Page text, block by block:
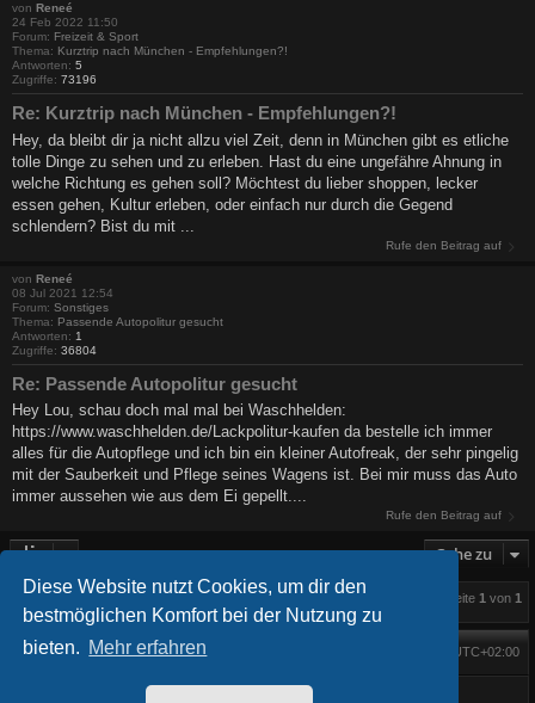
Diese Website nutzt Cookies, um dir den
bestmöglichen Komfort bei der Nutzung zu
bieten. Mehr erfahren
von Reneé
24 Feb 2022 11:50
Forum: Freizeit & Sport
Thema: Kurztrip nach München - Empfehlungen?!
Antworten: 5
Zugriffe: 73196
Re: Kurztrip nach München - Empfehlungen?!
Hey, da bleibt dir ja nicht allzu viel Zeit, denn in München gibt es etliche
tolle Dinge zu sehen und zu erleben. Hast du eine ungefähre Ahnung in
welche Richtung es gehen soll? Möchtest du lieber shoppen, lecker
essen gehen, Kultur erleben, oder einfach nur durch die Gegend
schlendern? Bist du mit ...
Rufe den Beitrag auf
von Reneé
08 Jul 2021 12:54
Forum: Sonstiges
Thema: Passende Autopolitur gesucht
Antworten: 1
Zugriffe: 36804
Re: Passende Autopolitur gesucht
Hey Lou, schau doch mal mal bei Waschhelden:
https://www.waschhelden.de/Lackpolitur-kaufen da bestelle ich immer
alles für die Autopflege und ich bin ein kleiner Autofreak, der sehr pingelig
mit der Sauberkeit und Pflege seines Wagens ist. Bei mir muss das Auto
immer aussehen wie aus dem Ei gepellt....
Rufe den Beitrag auf
Gehe zu
Die Suche ergab 5 Treffer • Seite 1 von 1
Startseite Foren-Übersicht UTC+02:00
® Forum Software © phpBB Limited